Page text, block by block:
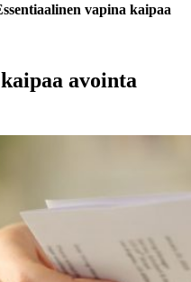
vapina kaipaa
avointa